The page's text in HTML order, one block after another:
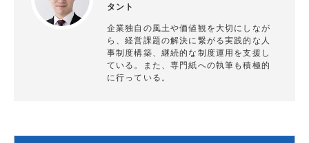
タント
企業独自の風土や価値観を大切にしなが
ら、経営課題の解決に繋がる実践的な人
事制度構築、継続的な制度運用を支援し
ている。また、専門紙への執筆も積極的
に行っている。